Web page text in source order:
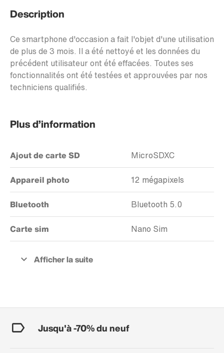
Description
Ce smartphone d'occasion a fait l'objet d'une utilisation
de plus de 3 mois. Il a été nettoyé et les données du
précédent utilisateur ont été effacées. Toutes ses
fonctionnalités ont été testées et approuvées par nos
techniciens qualifiés.
Plus d’information
Ajout de carte SD MicroSDXC
Appareil photo 12 mégapixels
Bluetooth Bluetooth 5.0
Carte sim Nano Sim
Jusqu'à -70% du neuf